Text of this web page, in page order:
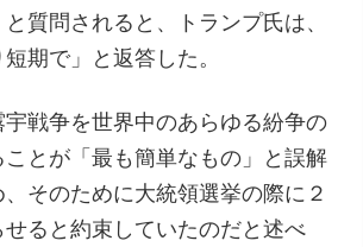
質問されると、トランプ氏は、
短期で」と返答した。
宇戦争を世界中のあらゆる紛争の
とが「最も簡単なもの」と誤解
、そのために大統領選挙の際に２
せると約束していたのだと述べ